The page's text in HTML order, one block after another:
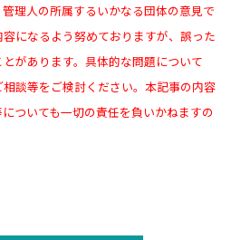
理人の所属するいかなる団体の意見で
になるよう努めておりますが、誤った
があります。具体的な問題について
談等をご検討ください。本記事の内容
ついても一切の責任を負いかねますの